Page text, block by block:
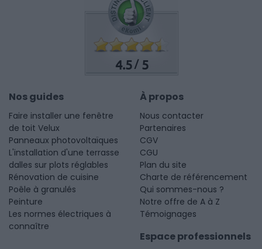
4.5 /5
Nos guides
Faire installer une fenêtre
de toit Velux
Panneaux photovoltaïques
L'installation d'une terrasse
dalles sur plots réglables
Rénovation de cuisine
Poêle à granulés
Peinture
Les normes électriques à
connaître
À propos
Nous contacter
Partenaires
CGV
CGU
Plan du site
Charte de référencement
Qui sommes-nous ?
Notre offre de A à Z
Témoignages
Espace professionnels